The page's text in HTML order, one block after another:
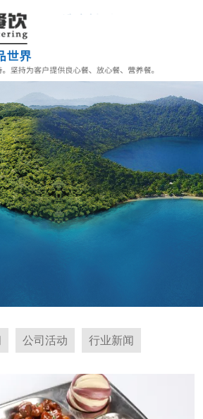
公司活动 行业新闻